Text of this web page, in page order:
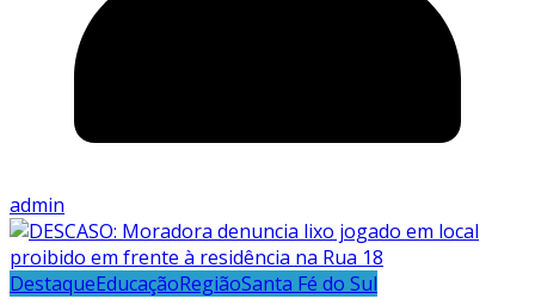
admin
DestaqueEducaçãoRegiãoSanta Fé do Sul